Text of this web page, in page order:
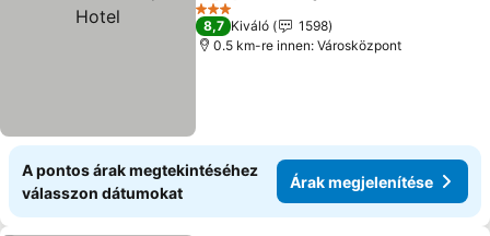
3 Kategória
8,7 Kiváló
1598
0.5 km-re innen: Városközpont
A pontos árak megtekintéséhez
válasszon dátumokat
Árak megjelenítése